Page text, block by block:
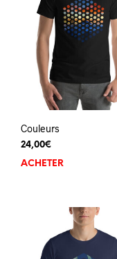
Couleurs
24,00€
ACHETER